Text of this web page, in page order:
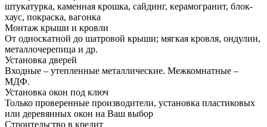
штукатурка, каменная крошка, сайдинг, керамогранит, блок-
хаус, покраска, вагонка
Монтаж крыши и кровли
От односкатной до шатровой крыши; мягкая кровля, ондулин,
металлочерепица и др.
Установка дверей
Входные – утепленные металлические. Межкомнатные –
МДФ.
Установка окон под ключ
Только проверенные производители, установка пластиковых
или деревянных окон на Ваш выбор
Строительство в кредит